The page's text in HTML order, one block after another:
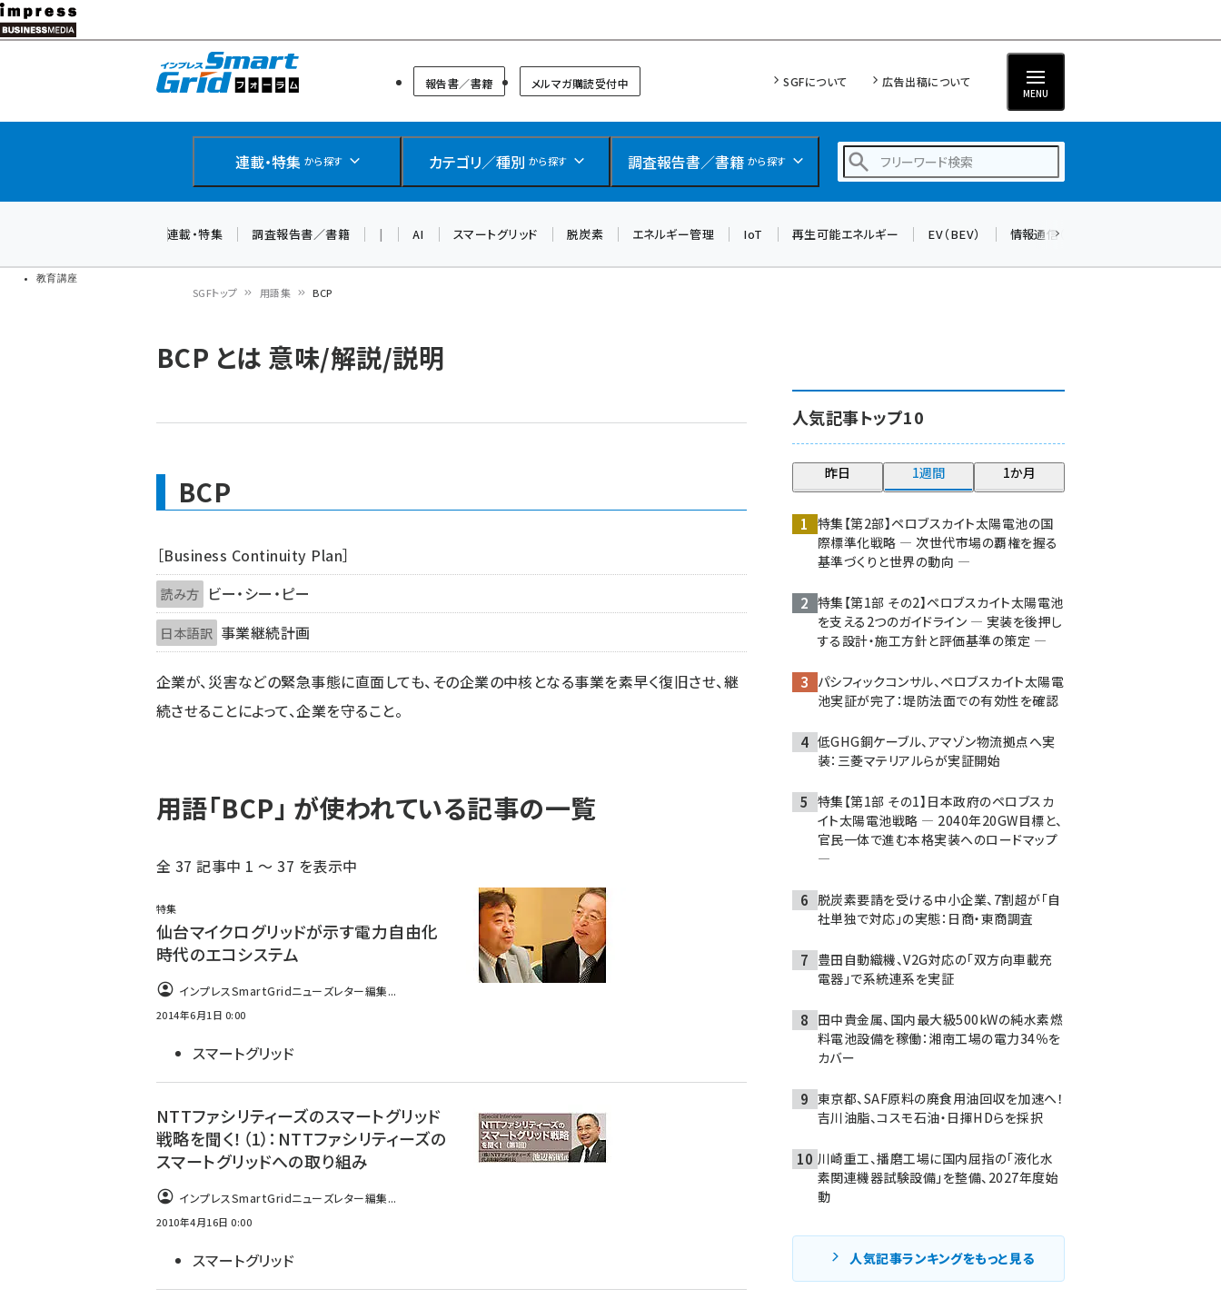
メ
イ
教育講座
スマートグリッドフォーラム
報告書／書籍 メルマガ購読受付中 SGFについて 広告出稿について
MENU
連載・特集 から探す カテゴリ／種別 から探す 調査報告書／書籍 から探す
ngn (272)
大串 (216)
aitras (180)
タンデム (145)
連載・特集 調査報告書／書籍 | AI スマートグリッド 脱炭素 エネルギー管理 IoT 再生可能エネルギー EV（BEV） 情報通信（ICT）
ン
ず
SGFトップ 用語集 BCP
BCP とは 意味/解説/説明
BCP
［Business Continuity Plan］
読み方 ビー・シー・ピー
日本語訳 事業継続計画
企業が、災害などの緊急事態に直面しても、その企業の中核となる事業を素早く復旧させ、継
続させることによって、企業を守ること。
用語「BCP」 が使われている記事の一覧
全 37 記事中 1 ～ 37 を表示中
特集
仙台マイクログリッドが示す電力自由化
時代のエコシステム
インプレスSmartGridニューズレター編集...
2014年6月1日 0:00
スマートグリッド
NTTファシリティーズのスマートグリッド
戦略を聞く！（1）：NTTファシリティーズの
スマートグリッドへの取り組み
インプレスSmartGridニューズレター編集...
2010年4月16日 0:00
スマートグリッド
人気記事トップ10
昨日 1週間 1か月
特集【第2部】ペロブスカイト太陽電池の国
際標準化戦略 ― 次世代市場の覇権を握る
基準づくりと世界の動向 ―
特集【第1部 その2】ペロブスカイト太陽電池
を支える2つのガイドライン ― 実装を後押し
する設計・施工方針と評価基準の策定 ―
パシフィックコンサル、ペロブスカイト太陽電
池実証が完了：堤防法面での有効性を確認
低GHG銅ケーブル、アマゾン物流拠点へ実
装：三菱マテリアルらが実証開始
特集【第1部 その1】日本政府のペロブスカ
イト太陽電池戦略 ― 2040年20GW目標と、
官民一体で進む本格実装へのロードマップ
―
脱炭素要請を受ける中小企業、7割超が「自
社単独で対応」の実態：日商・東商調査
豊田自動織機、V2G対応の「双方向車載充
電器」で系統連系を実証
田中貴金属、国内最大級500kWの純水素燃
料電池設備を稼働：湘南工場の電力34％を
カバー
東京都、SAF原料の廃食用油回収を加速へ！
吉川油脂、コスモ石油・日揮HDらを採択
川崎重工、播磨工場に国内屈指の「液化水
素関連機器試験設備」を整備、2027年度始
動
人気記事ランキングをもっと見る